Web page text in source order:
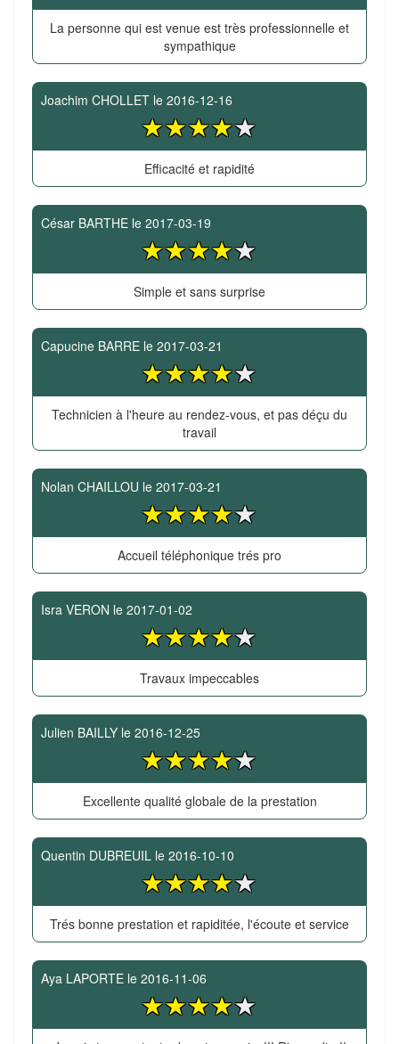
La personne qui est venue est très professionnelle et
sympathique
Joachim CHOLLET le 2016-12-16
Efficacité et rapidité
César BARTHE le 2017-03-19
Simple et sans surprise
Capucine BARRE le 2017-03-21
Technicien à l'heure au rendez-vous, et pas déçu du
travail
Nolan CHAILLOU le 2017-03-21
Accueil téléphonique trés pro
Isra VERON le 2017-01-02
Travaux impeccables
Julien BAILLY le 2016-12-25
Excellente qualité globale de la prestation
Quentin DUBREUIL le 2016-10-10
Trés bonne prestation et rapiditée, l'écoute et service
Aya LAPORTE le 2016-11-06